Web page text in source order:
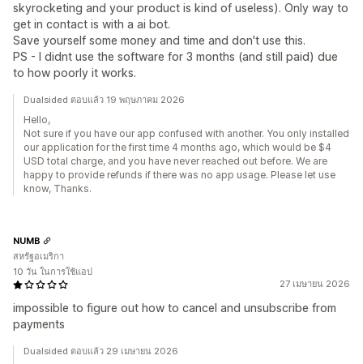
skyrocketing and your product is kind of useless). Only way to
get in contact is with a ai bot.
Save yourself some money and time and don't use this.
PS - I didnt use the software for 3 months (and still paid) due
to how poorly it works.
Dualsided ตอบแล้ว 19 พฤษภาคม 2026
Hello,
Not sure if you have our app confused with another. You only installed
our application for the first time 4 months ago, which would be $4
USD total charge, and you have never reached out before. We are
happy to provide refunds if there was no app usage. Please let use
know, Thanks.
27 เมษายน 2026
impossible to figure out how to cancel and unsubscribe from
payments
NUMB
สหรัฐอเมริกา
10 วัน ในการใช้แอป
Dualsided ตอบแล้ว 29 เมษายน 2026